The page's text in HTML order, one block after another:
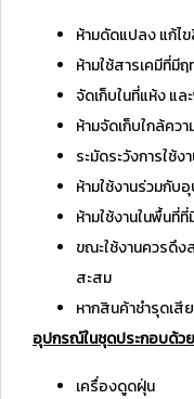
ห้ามดัดแปลง แก้ไ
ห้ามใช้สารเคมีที่มี
จัดเก็บในที่แห้ง แล
ห้ามจัดเก็บใกล้คว
ระมัดระวังการใช้
ห้ามใช้งานร่วมกับ
ห้ามใช้งานในพื้นที่
ขณะใช้งานควรดึ
สะสม
หากสินค้าชำรุดเสี
อุปกรณ์ในชุดประกอบด้วย
เครื่องดูดฝุ่น